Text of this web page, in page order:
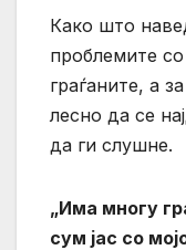
Како што
проблемите
граѓаните, а
лесно да се
да ги слушне.
„Има многу
сум јас со